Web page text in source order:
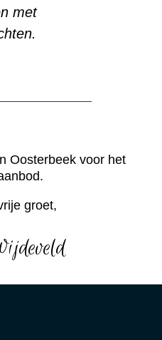
met
Oosterbeek voor het
groet,